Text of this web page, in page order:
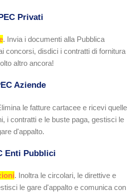
Privati
. Invia i documenti alla Pubblica
concorsi, disdici i contratti di fornitura
altro ancora!
Aziende
le fatture cartacee e ricevi quelle
i contratti e le buste paga, gestisci le
d'appalto.
Enti Pubblici
. Inoltra le circolari, le direttive e
le gare d'appalto e comunica con